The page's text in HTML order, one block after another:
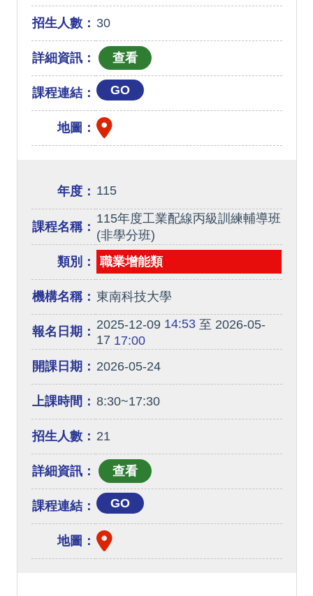
招生人數： 30
詳細資訊：
課程連結： GO
地圖：
年度： 115
課程名稱：
115年度工業配線丙級訓練輔導班
(非學分班)
類別：
職業增能類
機構名稱： 東南科技大學
報名日期： 2025-12-0914:53至 2026-05-
17 17:00
開課日期： 2026-05-24
上課時間： 8:30~17:30
招生人數： 21
詳細資訊：
課程連結： GO
地圖：